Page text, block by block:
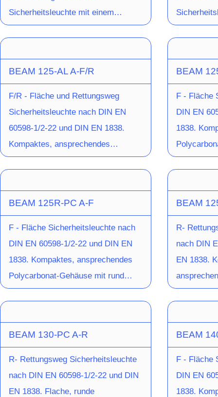
Sicherheitsleuchte mit einem
Druckguss in weiss oder graphitgrau
und einer opalen Leuchtenhaube aus
Polycarbonat. Die
Einzelbatterieleuchte kann auch mit
einer Akkuheizung zur Erweiterung
des Temperaturbereiches bis -20°C
ausgestattet werden. Im Set mit
Innenbereich und Leuchteneinheit
zur Installation im Aussenbereich
4.000K.
Druckguss
und einer
einer
des
zur
4.000K.
BEAM 125-AL A-F/R
F/R - Fläche und Rettungsweg
Sicherheitsleuchte nach DIN EN
60598-1/2-22 und DIN EN 1838.
Kompaktes, ansprechendes
einem Polycarbonat-Oberteil mit
quadratisch geformter Optikmulde.
Schraubenloser Leuchten-
Verschluss durch
Einrastmechanismus. Ausführung
für Deckenaufbaumontage mit
Hochleistungs-LED und gegossener
Flächenausleuchtung ist
vormontiert, die Optik für
BEAM
F - Fläche
DIN EN
1838.
für
BEAM 125R-PC A-F
F - Fläche Sicherheitsleuchte nach
DIN EN 60598-1/2-22 und DIN EN
1838. Kompaktes, ansprechendes
Polycarbonat-Gehäuse mit rund
geformter Optikmulde.
Verschluss durch
Einrastmechanismus. Ausführung
für Deckenaufbaumontage mit einer
Hochleistungs-LED (Schaltungsart:
Bereitschaftsschaltung) und
BEAM
R-
nach DIN
EN 1838.
Gehäuse
Leuchten-
für
BEAM 130-PC A-R
R- Rettungsweg Sicherheitsleuchte
nach DIN EN 60598-1/2-22 und DIN
EN 1838. Flache, runde
BEAM
F - Fläche
DIN EN
1838.